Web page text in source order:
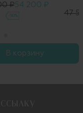
₽ 54 200 ₽
-50% 47
В корзину